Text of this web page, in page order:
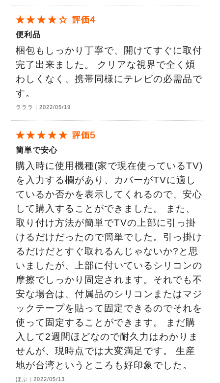
便利品
梱包もしっかり丁寧で、開けてすぐに取付
完了出来ました。 クリアな視界で全く煩
わしくなく、携帯同様にテレビの必需品で
す。
ラララ｜2022/05/19
簡単で安心
購入時に使用機種(家で現在使っているTV)
を入力する欄があり、カバーがTVに適し
ているか否かを表示してくれるので、安心
して購入することができました。 また、
取り付け方法が簡単でTVの上部に引っ掛
けるだけだったので簡単でした。引っ掛け
るだけだとすぐ取れるんじゃないか?と思
いましたが、上部に付いているシリコンの
摩擦でしっかり固定されます。それでも不
安な場合は、付属品のシリコンまたはマジ
ックテープを貼って固定できるのでそれを
使って固定することができます。 まだ購
入して2週間ほどなので耐久力はわかりま
せんが、現時点では大変満足です。 生産
地が台湾というところも好印象でした。
ぼぶ｜2022/05/13